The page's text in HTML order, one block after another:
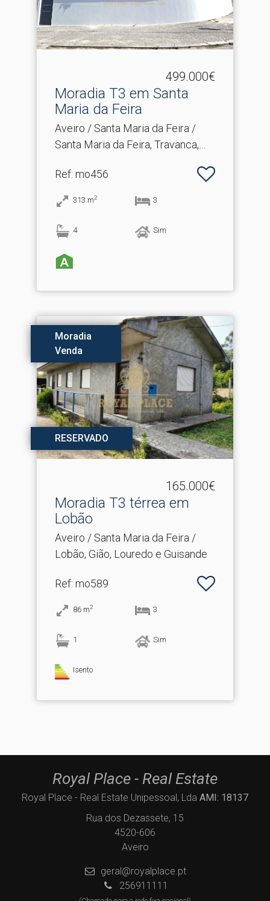
499.000€
Moradia T3 em Santa
Maria da Feira
Aveiro / Santa Maria da Feira /
Santa Maria da Feira, Travanca,
Ref: mo456
313 m2 3
4 Sim
Moradia
Venda
RESERVADO
165.000€
Moradia T3 térrea em
Lobão
Aveiro / Santa Maria da Feira /
Lobão, Gião, Louredo e Guisande
Ref: mo589
86 m2 3
1 Sim
Isento
Royal Place - Real Estate
Royal Place - Real Estate Unipessoal, Lda AMI: 18137
Rua dos Dezassete, 15
4520-606
Aveiro
geral@royalplace.pt
256911111